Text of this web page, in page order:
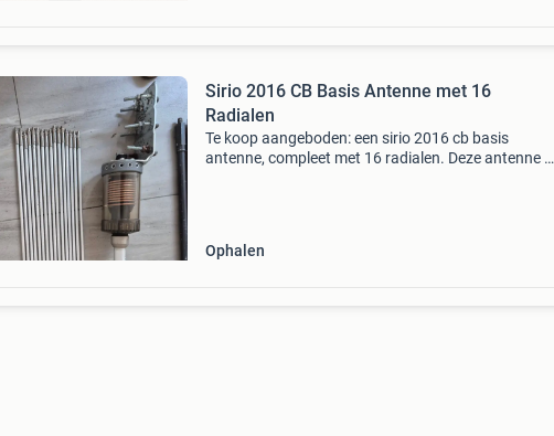
Sirio 2016 CB Basis Antenne met 16
Radialen
Te koop aangeboden: een sirio 2016 cb basis
antenne, compleet met 16 radialen. Deze antenne is
Ophalen